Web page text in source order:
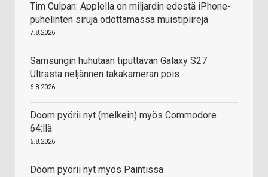
Tim Culpan: Applella on miljardin edestä iPhone-
puhelinten siruja odottamassa muistipiirejä
7.8.2026
Samsungin huhutaan tiputtavan Galaxy S27
Ultrasta neljännen takakameran pois
6.8.2026
Doom pyörii nyt (melkein) myös Commodore
64:llä
6.8.2026
Doom pyörii nyt myös Paintissa